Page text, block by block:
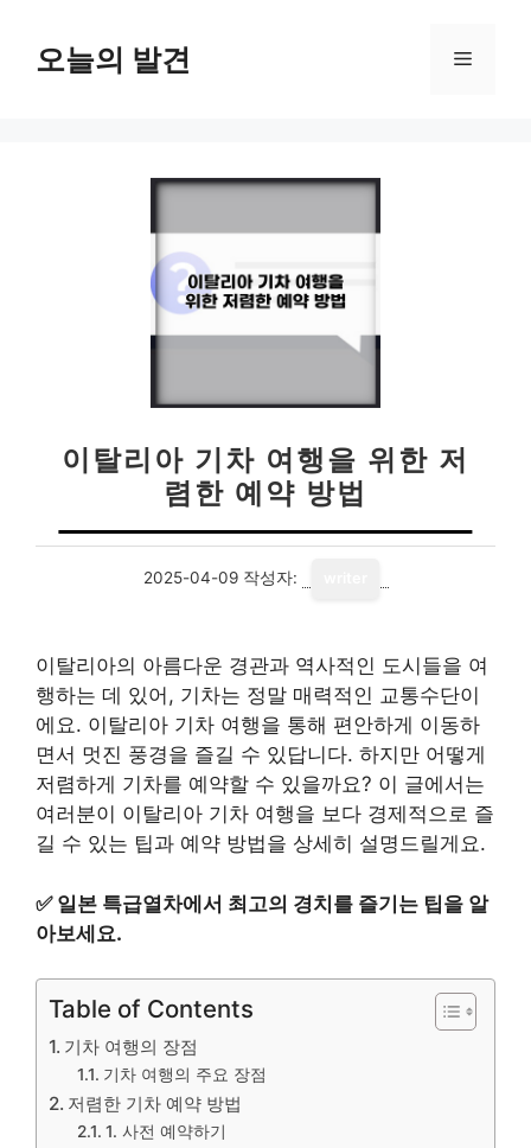
오늘의 발견 메
이탈리아 기차 여행을 위한 저
렴한 예약 방법
2025-04-09 작성자:
이탈리아의 아름다운 경관과 역사적인 도시들을 여
행하는 데 있어, 기차는 정말 매력적인 교통수단이
에요. 이탈리아 기차 여행을 통해 편안하게 이동하
면서 멋진 풍경을 즐길 수 있답니다. 하지만 어떻게
저렴하게 기차를 예약할 수 있을까요? 이 글에서는
여러분이 이탈리아 기차 여행을 보다 경제적으로 즐
길 수 있는 팁과 예약 방법을 상세히 설명드릴게요.
✅ 일본 특급열차에서 최고의 경치를 즐기는 팁을 알
아보세요.
Table of Contents
기차 여행의 장점
기차 여행의 주요 장점
저렴한 기차 예약 방법
1. 사전 예약하기